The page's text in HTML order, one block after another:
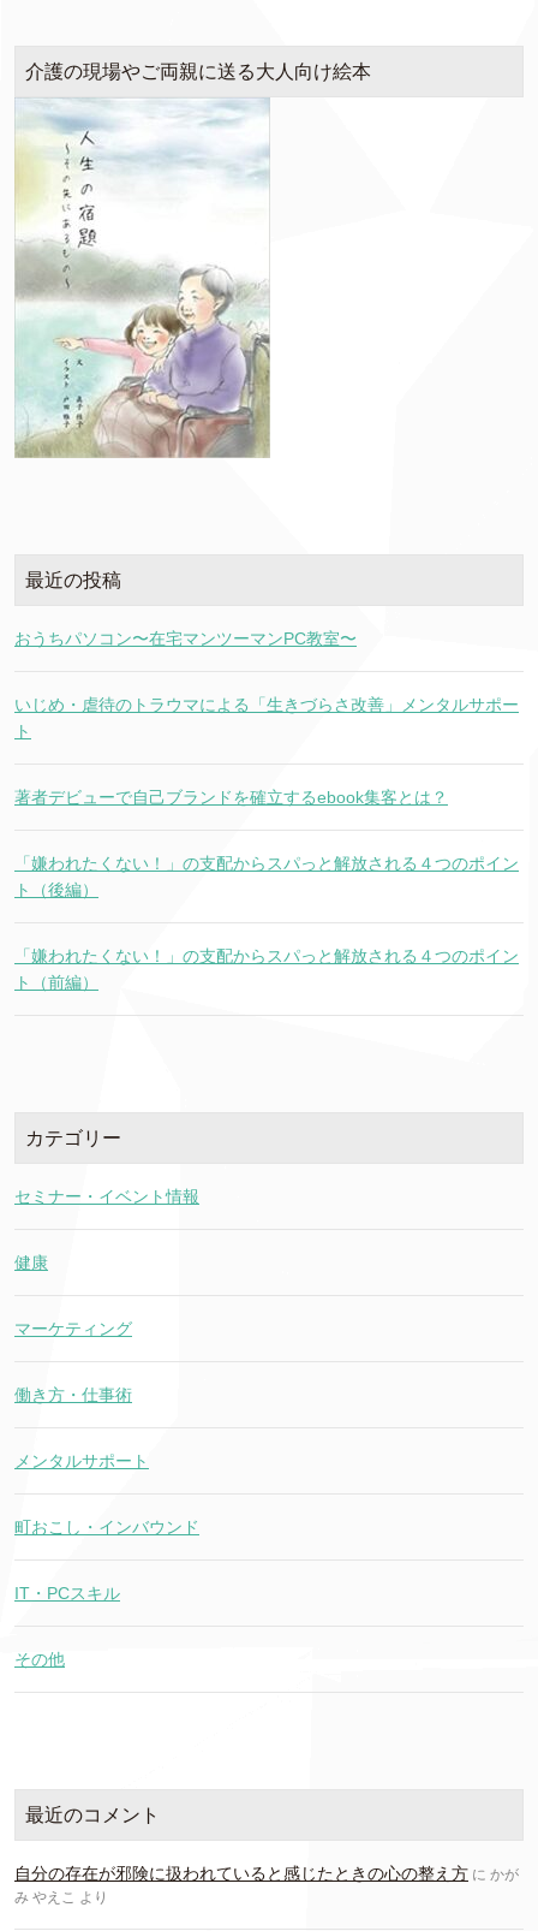
介護の現場やご両親に送る大人向け絵本
最近の投稿
おうちパソコン〜在宅マンツーマンPC教室〜
いじめ・虐待のトラウマによる「生きづらさ改善」メンタルサポー
ト
著者デビューで自己ブランドを確立するebook集客とは？
「嫌われたくない！」の支配からスパっと解放される４つのポイン
ト（後編）
「嫌われたくない！」の支配からスパっと解放される４つのポイン
ト（前編）
カテゴリー
セミナー・イベント情報
健康
マーケティング
働き方・仕事術
メンタルサポート
町おこし・インバウンド
IT・PCスキル
その他
最近のコメント
自分の存在が邪険に扱われていると感じたときの心の整え方 に かが
み やえこ より